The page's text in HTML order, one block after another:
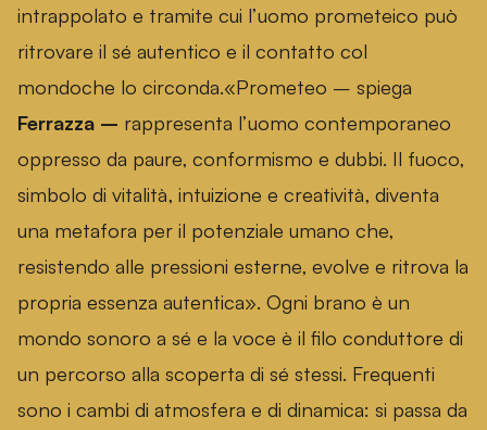
intrappolato e tramite cui l’uomo prometeico può
ritrovare il sé autentico e il contatto col
mondoche lo circonda.«Prometeo – spiega
Ferrazza – rappresenta l’uomo contemporaneo
oppresso da paure, conformismo e dubbi. Il fuoco,
simbolo di vitalità, intuizione e creatività, diventa
una metafora per il potenziale umano che,
resistendo alle pressioni esterne, evolve e ritrova la
propria essenza autentica». Ogni brano è un
mondo sonoro a sé e la voce è il filo conduttore di
un percorso alla scoperta di sé stessi. Frequenti
sono i cambi di atmosfera e di dinamica: si passa da